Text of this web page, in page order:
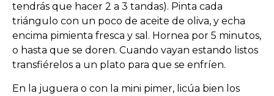
tendrás que hacer 2 a 3 tandas). Pinta cada
triángulo con un poco de aceite de oliva, y echa
encima pimienta fresca y sal. Hornea por 5 minutos,
o hasta que se doren. Cuando vayan estando listos
transfiérelos a un plato para que se enfríen.
En la juguera o con la mini pimer, licúa bien los